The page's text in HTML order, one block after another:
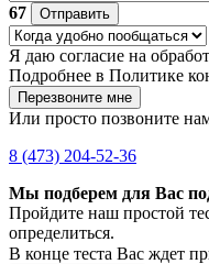
67
Отправить
Я даю согласие на
Подробнее в Политике
Перезвоните мне
Или просто позвоните
8 (473) 204-52-36
Мы подберем для Вас
Пройдите наш простой
определиться.
В конце теста Вас ждет